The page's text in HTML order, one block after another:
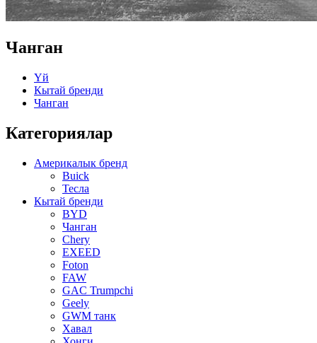
Чанган
Үй
Кытай бренди
Чанган
Категориялар
Америкалык бренд
Buick
Тесла
Кытай бренди
BYD
Чанган
Chery
EXEED
Foton
FAW
GAC Trumpchi
Geely
GWM танк
Хавал